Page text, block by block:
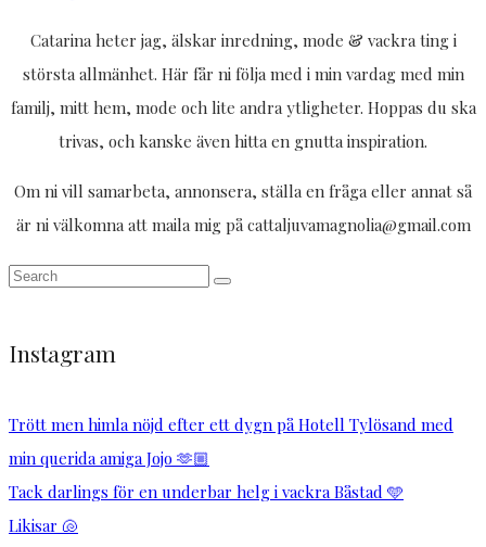
Catarina heter jag, älskar inredning, mode & vackra ting i
största allmänhet. Här får ni följa med i min vardag med min
familj, mitt hem, mode och lite andra ytligheter. Hoppas du ska
trivas, och kanske även hitta en gnutta inspiration.
Om ni vill samarbeta, annonsera, ställa en fråga eller annat så
är ni välkomna att maila mig på cattaljuvamagnolia@gmail.com
Instagram
Trött men himla nöjd efter ett dygn på Hotell Tylösand med
min querida amiga Jojo 🫶🏼
Tack darlings för en underbar helg i vackra Båstad 🩵
Likisar 🐚